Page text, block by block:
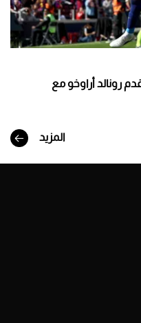
رونالد أراوخو مع
المزيد